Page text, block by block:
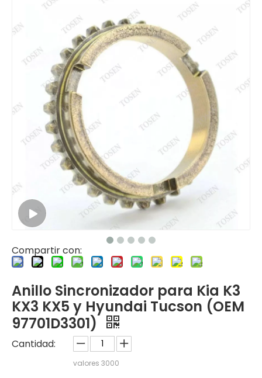
Compartir con:
Anillo Sincronizador para Kia K3
KX3 KX5 y Hyundai Tucson (OEM
97701D3301)
Cantidad:
valores 3000